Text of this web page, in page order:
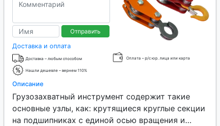
Отправить
Доставка и оплата
Доставка – любым способом Оплата – р/с юр. лица или карта
Нашли дешевле – вернем 110%
Описание
Грузозахватный инструмент содержит такие
основные узлы, как: крутящиеся круглые секции
на подшипниках с единой осью вращения и